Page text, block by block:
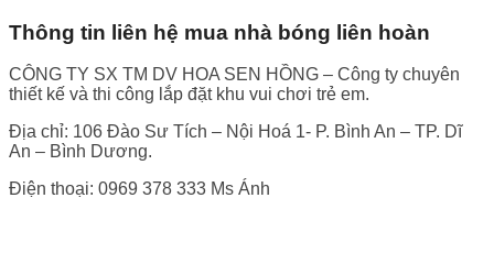
Thông tin liên hệ mua nhà bóng liên hoàn
CÔNG TY SX TM DV HOA SEN HỒNG – Công ty chuyên
thiết kế và thi công lắp đặt khu vui chơi trẻ em.
Địa chỉ: 106 Đào Sư Tích – Nội Hoá 1- P. Bình An – TP. Dĩ
An – Bình Dương.
Điện thoại: 0969 378 333 Ms Ánh